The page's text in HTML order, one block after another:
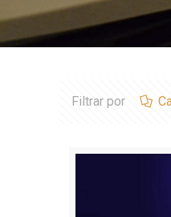
Filtrar por